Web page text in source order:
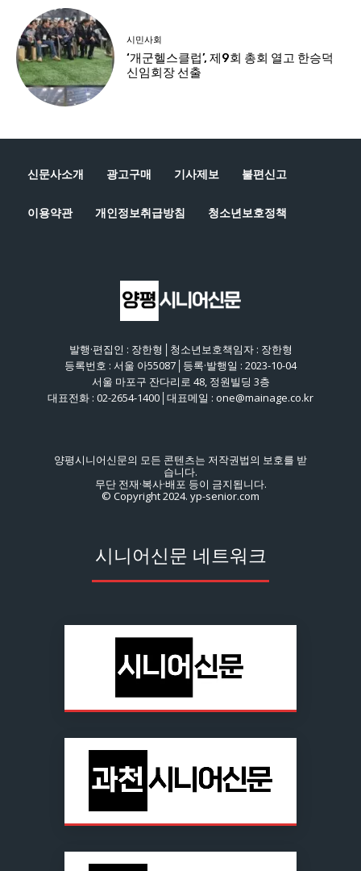
신문사소개 광고구매 기사제보 불편신고
이용약관 개인정보취급방침 청소년보호정책
발행·편집인 : 장한형│청소년보호책임자 : 장한형
등록번호 : 서울 아55087│등록·발행일 : 2023-10-04
서울 마포구 잔다리로 48, 정원빌딩 3층
대표전화 : 02-2654-1400│대표메일 : one@mainage.co.kr
양평시니어신문의 모든 콘텐츠는 저작권법의 보호를 받
습니다.
무단 전재·복사·배포 등이 금지됩니다.
© Copyright 2024. yp-senior.com
시니어신문 네트워크